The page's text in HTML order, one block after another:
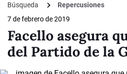
Búsqueda
Repercusiones
7 de febrero de 2019
Facello asegura
del Partido de la